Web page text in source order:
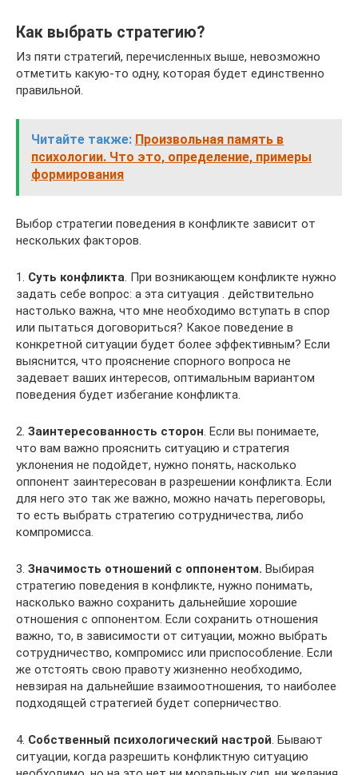
Как выбрать стратегию?
Из пяти стратегий, перечисленных выше, невозможно
отметить какую-то одну, которая будет единственно
правильной.
Читайте также: Произвольная память в
психологии. Что это, определение, примеры
формирования
Выбор стратегии поведения в конфликте зависит от
нескольких факторов.
1. Суть конфликта. При возникающем конфликте нужно
задать себе вопрос: а эта ситуация . действительно
настолько важна, что мне необходимо вступать в спор
или пытаться договориться? Какое поведение в
конкретной ситуации будет более эффективным? Если
выяснится, что прояснение спорного вопроса не
задевает ваших интересов, оптимальным вариантом
поведения будет избегание конфликта.
2. Заинтересованность сторон. Если вы понимаете,
что вам важно прояснить ситуацию и стратегия
уклонения не подойдет, нужно понять, насколько
оппонент заинтересован в разрешении конфликта. Если
для него это так же важно, можно начать переговоры,
то есть выбрать стратегию сотрудничества, либо
компромисса.
3. Значимость отношений с оппонентом. Выбирая
стратегию поведения в конфликте, нужно понимать,
насколько важно сохранить дальнейшие хорошие
отношения с оппонентом. Если сохранить отношения
важно, то, в зависимости от ситуации, можно выбрать
сотрудничество, компромисс или приспособление. Если
же отстоять свою правоту жизненно необходимо,
невзирая на дальнейшие взаимоотношения, то наиболее
подходящей стратегией будет соперничество.
4. Собственный психологический настрой. Бывают
ситуации, когда разрешить конфликтную ситуацию